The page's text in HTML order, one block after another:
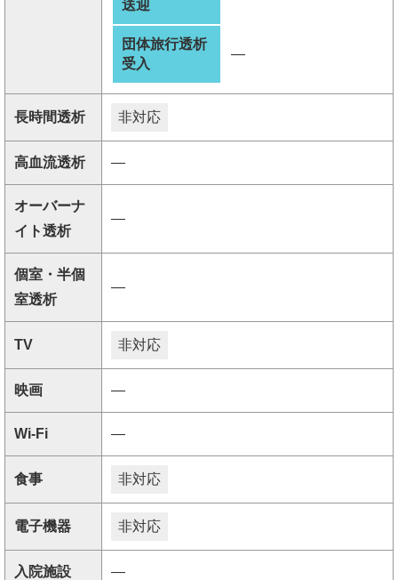
送迎
団体旅行透析
受入
―
長時間透析 非対応
高血流透析 ―
オーバーナ
イト透析
―
個室・半個
室透析
―
TV 非対応
映画 ―
Wi-Fi ―
食事 非対応
電子機器 非対応
入院施設 ―